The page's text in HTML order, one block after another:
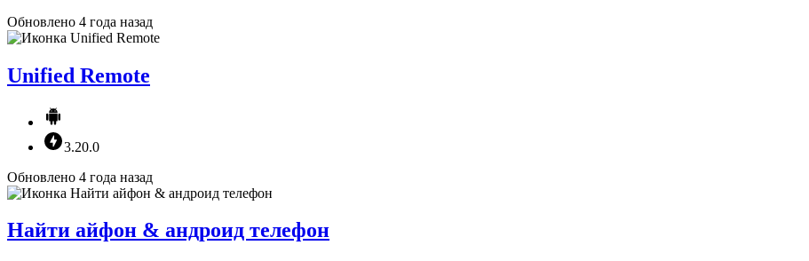
Обновлено 4 года назад
Unified Remote
3.20.0
Обновлено 4 года назад
Найти айфон & андроид телефон